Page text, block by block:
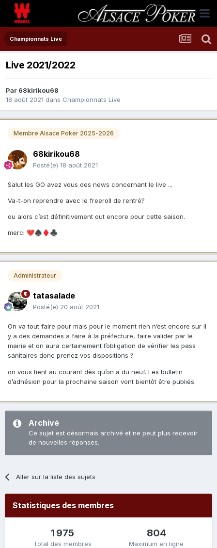
Championnats Live
Live 2021/2022
Par 68kirikou68
18 août 2021 dans Championnats Live
Membre Alsace Poker 2025-2026
68kirikou68
Posté(e) 18 août 2021
Salut les GO avez vous des news concernant le live ...
Va-t-on reprendre avec le freeroll de rentré?
ou alors c’est définitivement out encore pour cette saison.
merci ❤️♠️ ♦️ ♣️
Administrateur
tatasalade
Posté(e) 20 août 2021
On va tout faire pour mais pour le moment rien n’est encore sur il
y a des demandes a faire à la préfecture, faire valider par le
mairie et on aura certainement l’obligation de vérifier les pass
sanitaires donc prenez vos dispositions ?
on vous tient au courant dès qu’on a du neuf. Les bulletin
d’adhésion pour la prochaine saison vont bientôt être publiés.
Archivé
Ce sujet est désormais archivé et ne peut plus recevoir
de nouvelles réponses.
Aller sur la liste des sujets
Statistiques des membres
1 975
Total des membres
804
Maximum en ligne